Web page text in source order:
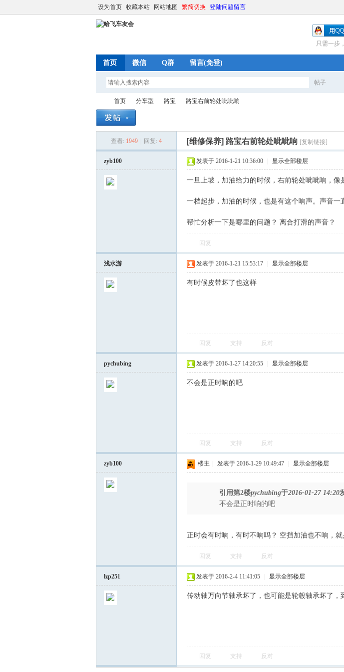
设为首页 收藏本站 网站地图 繁简切换 登陆问题留言
只需一步
首页 微信 Q群 留言(免登)
帖子
首页
›
分车型
›
路宝 路宝右前轮处呲呲响
查看: 1949 回复: 4 [维修保养] 路宝右前轮处呲呲响 [复制链接]
zyb100 发表于 2016-1-21 10:36:00 显示全部楼层
一旦上坡，加油给力的时候，右前轮处呲呲响，像
一档起步，加油的时候，也是有这个响声。声音一
帮忙分析一下是哪里的问题？ 离合打滑的声音？
回复
浅水游 发表于 2016-1-21 15:53:17 显示全部楼层
有时候皮带坏了也这样
回复 支持 反对
pychubing 发表于 2016-1-27 14:20:55 显示全部楼层
不会是正时响的吧
回复 支持 反对
zyb100 楼主 发表于 2016-1-29 10:49:47 显示全部楼层
引用第2楼pychubing于2016-01-27 14:20
不会是正时响的吧
正时会有时响，有时不响吗？ 空挡加油也不响，
回复 支持 反对
lzp251 发表于 2016-2-4 11:41:05 显示全部楼层
传动轴万向节轴承坏了，也可能是轮毂轴承坏了，
回复 支持 反对